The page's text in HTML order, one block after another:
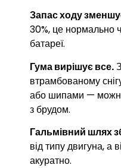
Запас ходу
30%, це нормально
батареї.
Гума вирішує все.
втрамбованому
або шипами — можна
з брудом.
Гальмівний шлях
від типу двигуна, а
акуратно.